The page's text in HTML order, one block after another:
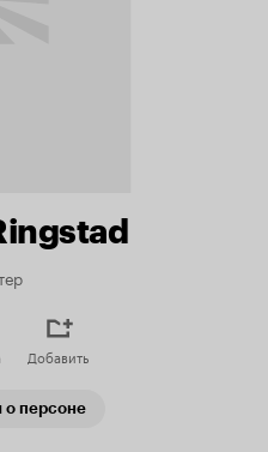
Добавить
о персоне